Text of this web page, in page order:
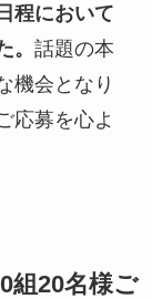
程において
。 話題の本
機会となり
応募を心よ
組20名様ご